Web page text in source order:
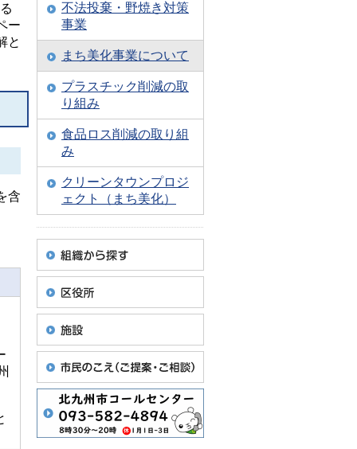
ー
と
含
不法投棄・野焼き対策
事業
まち美化事業について
プラスチック削減の取
り組み
食品ロス削減の取り組
み
クリーンタウンプロジ
ェクト（まち美化）